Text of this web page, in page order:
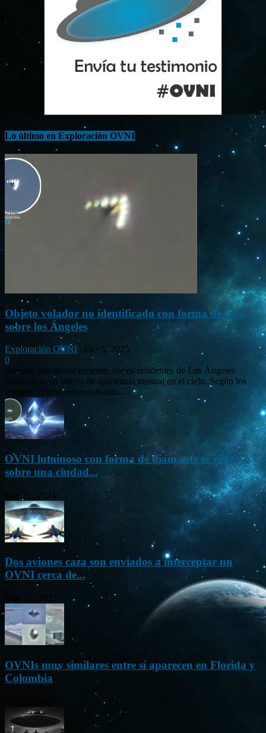
Lo último en Exploración OVNI
Objeto volador no identificado con forma de «V»
sobre los Ángeles
Exploración OVNI - Oct 5, 2025
0
Durante una noche reciente, varios residentes de Los Ángeles
observaron un objeto de apariencia inusual en el cielo. Según los
testigos, el fenómeno consistía...
OVNI luminoso con forma de diamante es visto
sobre una ciudad...
Mar 31, 2024
Dos aviones caza son enviados a interceptar un
OVNI cerca de...
OVNIs muy similares entre sí aparecen en Florida y
Colombia